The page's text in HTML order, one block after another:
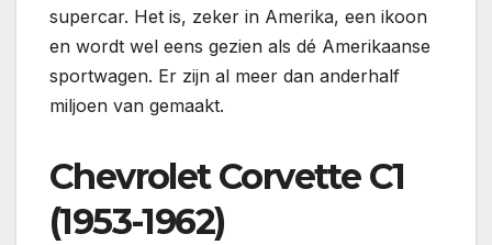
supercar. Het is, zeker in Amerika, een ikoon
en wordt wel eens gezien als dé Amerikaanse
sportwagen. Er zijn al meer dan anderhalf
miljoen van gemaakt.
Chevrolet Corvette C1
(1953-1962)